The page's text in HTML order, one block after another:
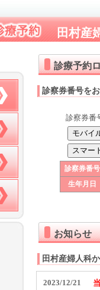
田村産
診療予約
診察券番号を
診察券番
診察券番号
生年月日
お知らせ
田村産婦人科